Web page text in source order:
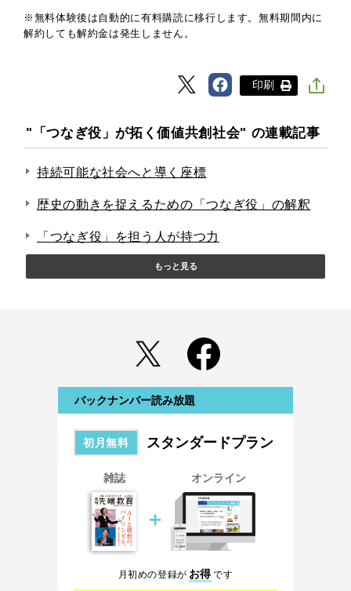
※無料体験後は自動的に有料購読に移行します。無料期間内に
解約しても解約金は発生しません。
印刷
"「つなぎ役」が拓く価値共創社会" の連載記事
持続可能な社会へと導く座標
歴史の動きを捉えるための「つなぎ役」の解釈
「つなぎ役」を担う人が持つ力
もっと見る
バックナンバー読み放題
初月無料 スタンダードプラン
雑誌
＋
オンライン
月初めの登録が お得です